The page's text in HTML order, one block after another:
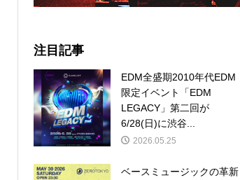
注目記事
EDM全盛期2010年代EDM
限定イベント「EDM
LEGACY」第二回が
6/28(日)に渋谷...
2026.05.25
ベースミュージックの革新